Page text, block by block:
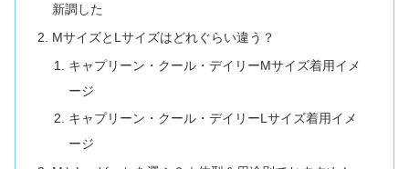
新調した
MサイズとLサイズはどれぐらい違う？
キャプリーン・クール・デイリーMサイズ着用イメ
ージ
キャプリーン・クール・デイリーLサイズ着用イメ
ージ